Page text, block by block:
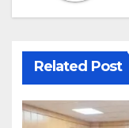
Related Post